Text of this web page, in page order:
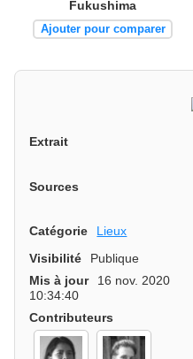
Fukushima
Ajouter pour comparer
Extrait
Sources
Catégorie Lieux
Visibilité
Publique
Mis à jour
16 nov. 2020
10:34:40
Contributeurs